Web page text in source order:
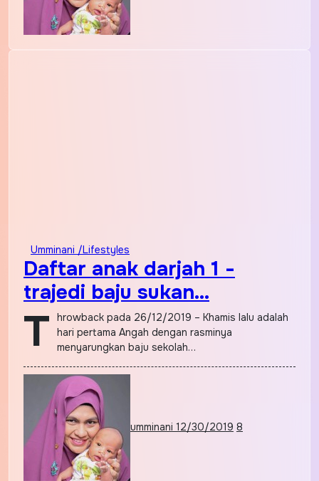
Umminani /Lifestyles
Daftar anak darjah 1 -
trajedi baju sukan…
T
hrowback pada 26/12/2019 – Khamis lalu adalah
hari pertama Angah dengan rasminya
menyarungkan baju sekolah…
umminani 12/30/2019 8